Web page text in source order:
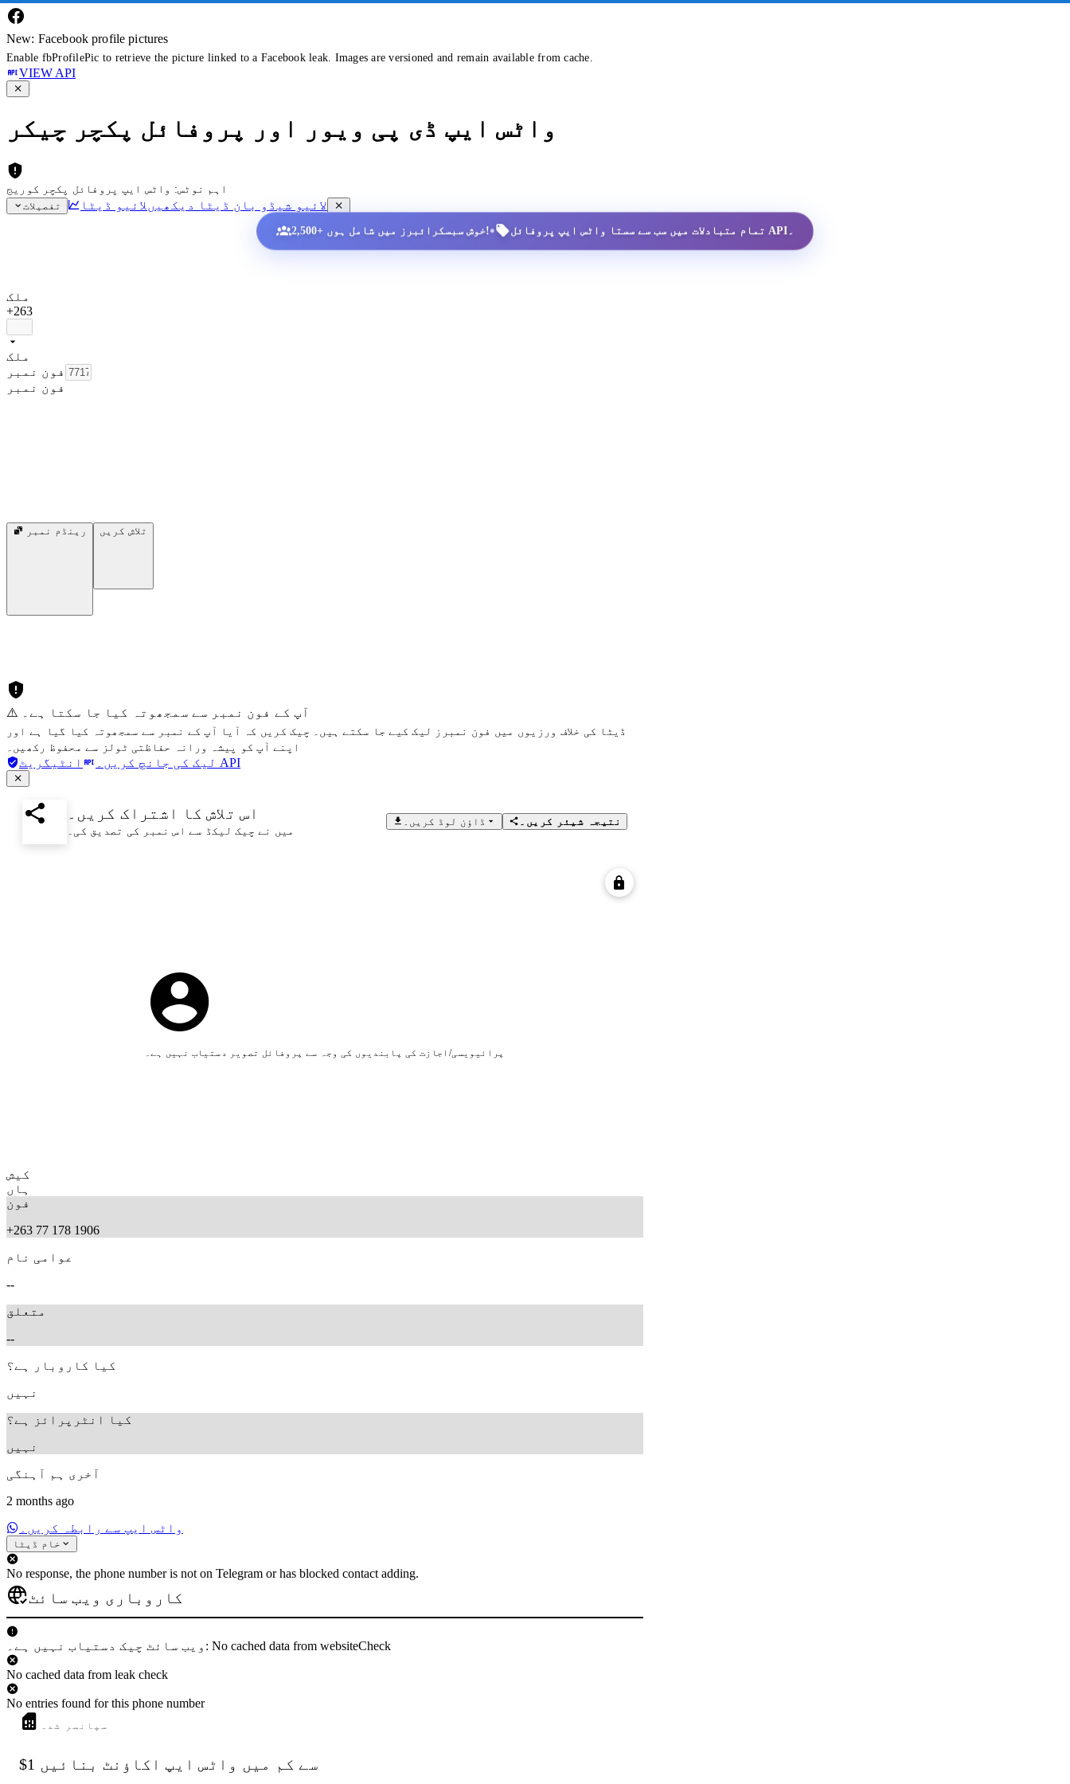
New: Facebook profile pictures
Enable fbProfilePic to retrieve the picture linked to a Facebook leak. Images are versioned and remain available from cache.
VIEW API
واٹس ایپ ڈی پی ویور اور پروفائل پکچر چیکر
اہم نوٹس: واٹس ایپ پروفائل پکچر کوریج
تفصیلات
لائیو شیڈو بان ڈیٹا دیکھیں لائیو ڈیٹا
2,500+ خوش سبسکرائبرز میں شامل ہوں!• تمام متبادلات میں سب سے سستا واٹس ایپ پروفائل API۔
ملک
+263
ملک
فون نمبر
فون نمبر
رینڈم نمبر تلاش کریں
⚠️ آپ کے فون نمبر سے سمجھوتہ کیا جا سکتا ہے۔
ڈیٹا کی خلاف ورزیوں میں فون نمبرز لیک کیے جا سکتے ہیں۔ چیک کریں کہ آیا آپ کے نمبر سے سمجھوتہ کیا گیا ہے اور
اپنے آپ کو پیشہ ورانہ حفاظتی ٹولز سے محفوظ رکھیں۔
لیک کی جانچ کریں۔ انٹیگریٹ API
اس تلاش کا اشتراک کریں۔
میں نے چیک لیکڈ سے اس نمبر کی تصدیق کی۔
ڈاؤن لوڈ کریں۔ نتیجہ شیئر کریں۔
پرائیویسی/اجازت کی پابندیوں کی وجہ سے پروفائل تصویر دستیاب نہیں ہے۔
کیش
ہاں
فون
+263 77 178 1906
عوامی نام
--
متعلق
--
کیا کاروبار ہے؟
نہیں
کیا انٹرپرائز ہے؟
نہیں
آخری ہم آہنگی
2 months ago
واٹس ایپ سے رابطہ کریں۔
خام ڈیٹا
No response, the phone number is not on Telegram or has blocked contact adding.
کاروباری ویب سائٹ
ویب سائٹ چیک دستیاب نہیں ہے۔: No cached data from websiteCheck
No cached data from leak check
No entries found for this phone number
سپانسر شدہ
$1 سے کم میں واٹس ایپ اکاؤنٹ بنائیں